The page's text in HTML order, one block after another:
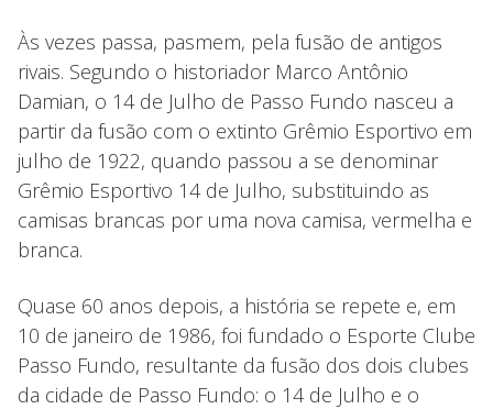
Às vezes passa, pasmem, pela fusão de antigos
rivais. Segundo o historiador Marco Antônio
Damian, o 14 de Julho de Passo Fundo nasceu a
partir da fusão com o extinto Grêmio Esportivo em
julho de 1922, quando passou a se denominar
Grêmio Esportivo 14 de Julho, substituindo as
camisas brancas por uma nova camisa, vermelha e
branca.
Quase 60 anos depois, a história se repete e, em
10 de janeiro de 1986, foi fundado o Esporte Clube
Passo Fundo, resultante da fusão dos dois clubes
da cidade de Passo Fundo: o 14 de Julho e o